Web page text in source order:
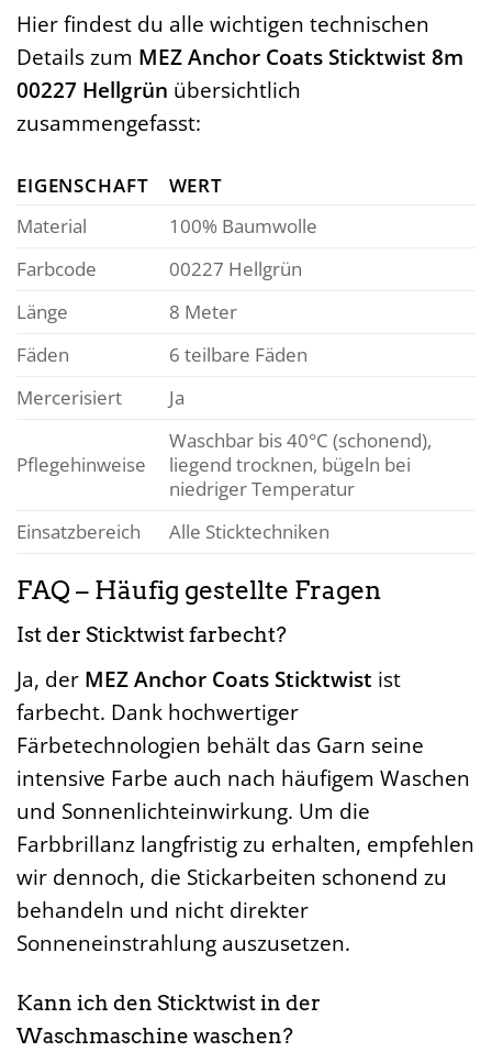
Hier findest du alle wichtigen technischen
Details zum MEZ Anchor Coats Sticktwist 8m
00227 Hellgrün übersichtlich
zusammengefasst:
EIGENSCHAFT
WERT
Material
100% Baumwolle
Farbcode
00227 Hellgrün
Länge
8 Meter
Fäden
6 teilbare Fäden
Mercerisiert
Ja
Pflegehinweise
Waschbar bis 40°C (schonend),
liegend trocknen, bügeln bei
niedriger Temperatur
Einsatzbereich
Alle Sticktechniken
FAQ – Häufig gestellte Fragen
Ist der Sticktwist farbecht?
Ja, der MEZ Anchor Coats Sticktwist ist
farbecht. Dank hochwertiger
Färbetechnologien behält das Garn seine
intensive Farbe auch nach häufigem Waschen
und Sonnenlichteinwirkung. Um die
Farbbrillanz langfristig zu erhalten, empfehlen
wir dennoch, die Stickarbeiten schonend zu
behandeln und nicht direkter
Sonneneinstrahlung auszusetzen.
Kann ich den Sticktwist in der
Waschmaschine waschen?